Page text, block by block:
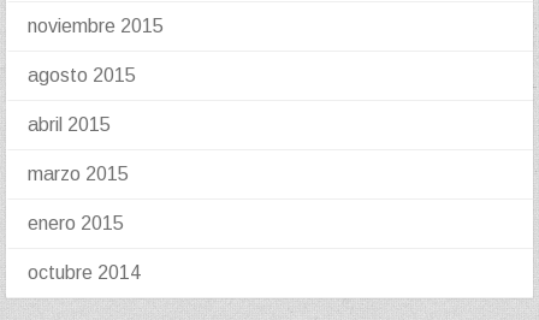
noviembre 2015
agosto 2015
abril 2015
marzo 2015
enero 2015
octubre 2014